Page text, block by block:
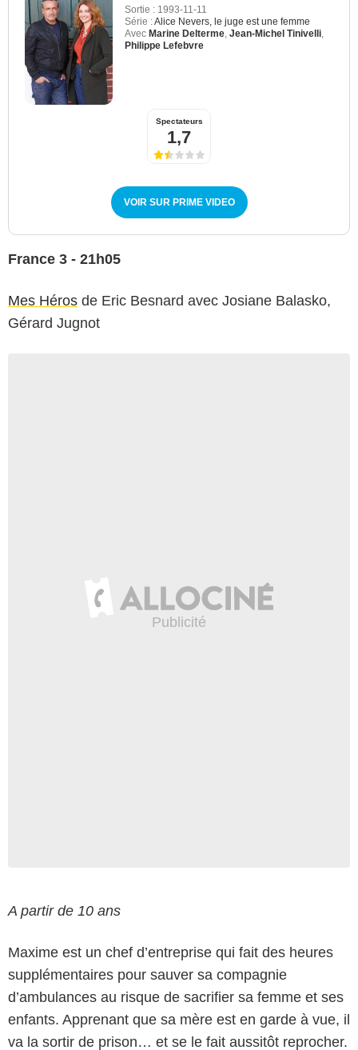
Sortie : 1993-11-11
Série :Alice Nevers, le juge est une femme
Avec Marine Delterme Jean-Michel Tinivelli
Philippe Lefebvre
Spectateurs
1,7
VOIR SUR PRIME VIDEO
France 3 - 21h05
Mes Héros de Eric Besnard avec Josiane Balasko,
Gérard Jugnot
A partir de 10 ans
Maxime est un chef d’entreprise qui fait des heures
supplémentaires pour sauver sa compagnie
d’ambulances au risque de sacrifier sa femme et ses
enfants. Apprenant que sa mère est en garde à vue, il
va la sortir de prison… et se le fait aussitôt reprocher.